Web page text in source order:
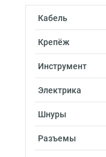
Кабель
Крепёж
Инструмент
Электрика
Шнуры
Разъемы